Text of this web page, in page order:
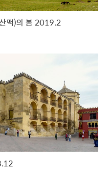
맥)의 봄 2019.2